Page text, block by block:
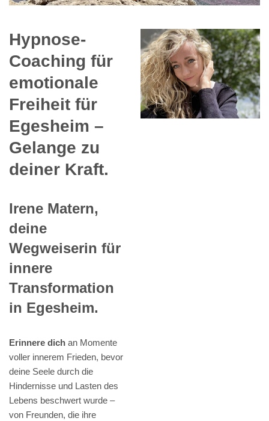
Hypnose-
Coaching für
emotionale
Freiheit für
Egesheim –
Gelange zu
deiner Kraft.
Irene Matern,
deine
Wegweiserin für
innere
Transformation
in Egesheim.
Erinnere dich an Momente
voller innerem Frieden, bevor
deine Seele durch die
Hindernisse und Lasten des
Lebens beschwert wurde –
von Freunden, die ihre